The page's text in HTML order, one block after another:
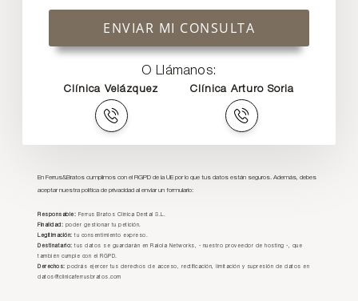
ENVIAR MI CONSULTA
O Llámanos:
Clínica Velázquez Clínica Arturo Soria
En Ferrus&Bratos cumplimos con el RGPD de la UE por lo que tus datos están seguros. Además, debes
aceptar nuestra política de privacidad al enviar un formulario:
Responsable: Ferrus Bratos Clínica Dental S.L.
Finalidad: poder gestionar tu petición.
Legitimación: tu consentimiento expreso.
Destinatario: tus datos se guardarán en Raiola Networks, - nuestro proveedor de hosting -, que
también cumple con el RGPD.
Derechos: podrás ejercer tus derechos de acceso, rectificación, limitación y supresión de datos en
datos@clinicaferrusbratos.com